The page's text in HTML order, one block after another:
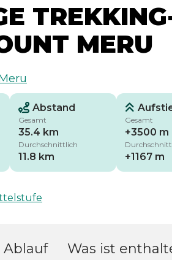
MERU
Abstand
Gesamt
35.4 km
Durchschnittlich
11.8 km
Gesamt
+3500 m
+1167 m
Ablauf Was ist